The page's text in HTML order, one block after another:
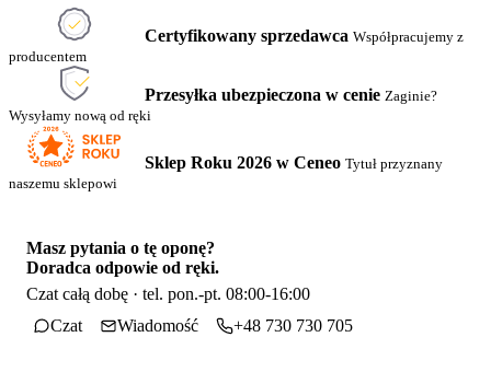
Certyfikowany sprzedawca Współpracujemy z
producentem
Przesyłka ubezpieczona w cenie Zaginie?
Wysyłamy nową od ręki
Sklep Roku 2026 w Ceneo Tytuł przyznany
naszemu sklepowi
Masz pytania o tę oponę?
Doradca odpowie od ręki.
Czat całą dobę · tel. pon.-pt. 08:00-16:00
Czat
Wiadomość +48 730 730 705